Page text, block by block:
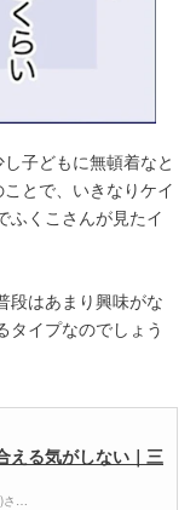
子どもに無頓着なと
とで、いきなりケイ
ふくこさんが見たイ
段はあまり興味がな
タイプなのでしょう
える気がしない｜三
さ…